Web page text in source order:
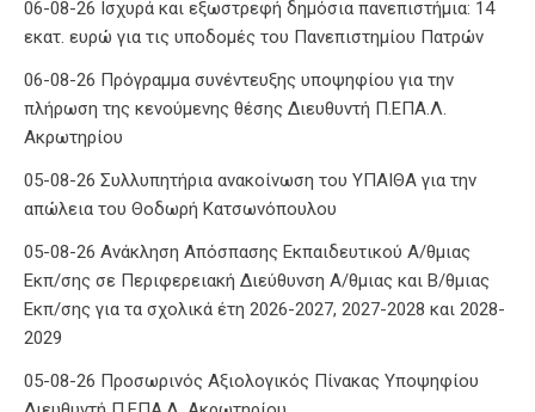
06-08-26 Ισχυρά και εξωστρεφή δημόσια πανεπιστήμια: 14
εκατ. ευρώ για τις υποδομές του Πανεπιστημίου Πατρών
06-08-26 Πρόγραμμα συνέντευξης υποψηφίου για την
πλήρωση της κενούμενης θέσης Διευθυντή Π.ΕΠΑ.Λ.
Ακρωτηρίου
05-08-26 Συλλυπητήρια ανακοίνωση του ΥΠΑΙΘΑ για την
απώλεια του Θοδωρή Κατσωνόπουλου
05-08-26 Ανάκληση Απόσπασης Εκπαιδευτικού Α/θμιας
Εκπ/σης σε Περιφερειακή Διεύθυνση Α/θμιας και Β/θμιας
Εκπ/σης για τα σχολικά έτη 2026-2027, 2027-2028 και 2028-
2029
05-08-26 Προσωρινός Αξιολογικός Πίνακας Υποψηφίου